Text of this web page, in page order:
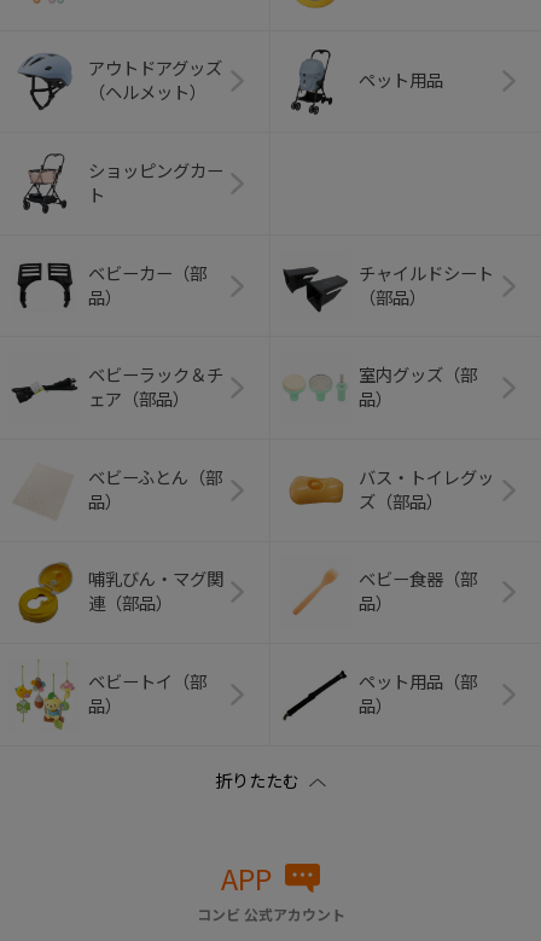
アウトドアグッズ
（ヘルメット）
ペット用品
ショッピングカー
ト
ベビーカー（部
品）
チャイルドシート
（部品）
ベビーラック＆チ
ェア（部品）
室内グッズ（部
品）
ベビーふとん（部
品）
バス・トイレグッ
ズ（部品）
哺乳びん・マグ関
連（部品）
ベビー食器（部
品）
ベビートイ（部
品）
ペット用品（部
品）
APP
コンビ 公式アカウント